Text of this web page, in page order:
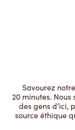
Savourez
20 minutes.
des gens d’ici,
source éthique